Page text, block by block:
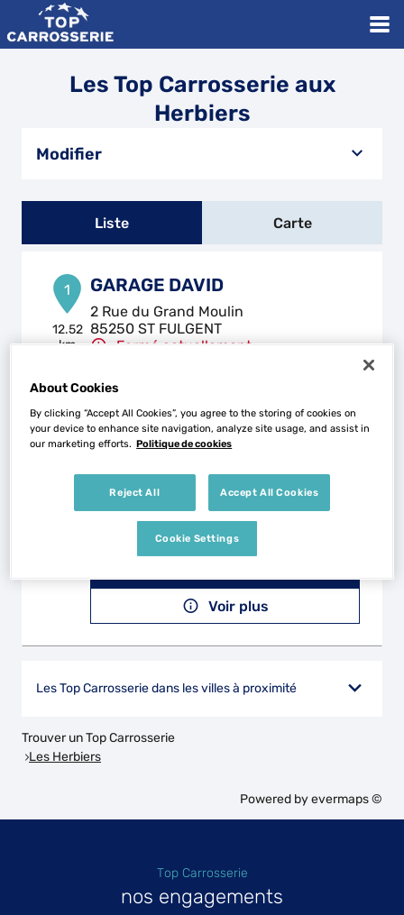
Les Top Carrosserie aux
Herbiers
Modifier
Liste Carte
1
12.52
km
GARAGE DAVID
2 Rue du Grand Moulin
85250 ST FULGENT
Fermé actuellement
Voir plus
CARROSS'AUTO
Zi Pierre Brune
85110 CHANTONNAY
Fermé aujourd'hui
Voir plus
Les Top Carrosserie dans les villes à proximité
Trouver un Top Carrosserie
Les Herbiers
Powered byevermaps ©
Top Carrosserie
nos engagements
About Cookies
By clicking “Accept All Cookies”, you agree to the storing of cookies on
your device to enhance site navigation, analyze site usage, and assist in
our marketing efforts. Politique de cookies
Reject All Accept All Cookies
Cookie Settings